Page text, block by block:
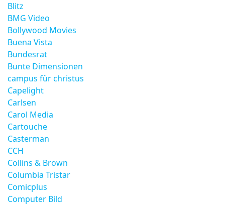
Blitz
BMG Video
Bollywood Movies
Buena Vista
Bundesrat
Bunte Dimensionen
campus für christus
Capelight
Carlsen
Carol Media
Cartouche
Casterman
CCH
Collins & Brown
Columbia Tristar
Comicplus
Computer Bild